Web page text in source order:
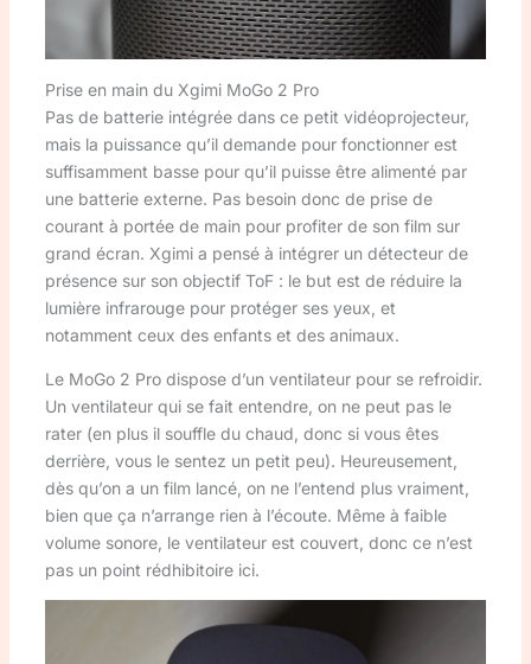
Prise en main du Xgimi MoGo 2 Pro
Pas de batterie intégrée dans ce petit vidéoprojecteur,
mais la puissance qu’il demande pour fonctionner est
suffisamment basse pour qu’il puisse être alimenté par
une batterie externe. Pas besoin donc de prise de
courant à portée de main pour profiter de son film sur
grand écran. Xgimi a pensé à intégrer un détecteur de
présence sur son objectif ToF : le but est de réduire la
lumière infrarouge pour protéger ses yeux, et
notamment ceux des enfants et des animaux.
Le MoGo 2 Pro dispose d’un ventilateur pour se refroidir.
Un ventilateur qui se fait entendre, on ne peut pas le
rater (en plus il souffle du chaud, donc si vous êtes
derrière, vous le sentez un petit peu). Heureusement,
dès qu’on a un film lancé, on ne l’entend plus vraiment,
bien que ça n’arrange rien à l’écoute. Même à faible
volume sonore, le ventilateur est couvert, donc ce n’est
pas un point rédhibitoire ici.